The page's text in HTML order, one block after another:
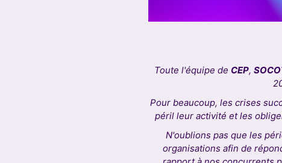
Toute l'équipe de CEP,
Pour beaucoup, les crises
péril leur activité et les
N'oublions pas que les
organisations afin de